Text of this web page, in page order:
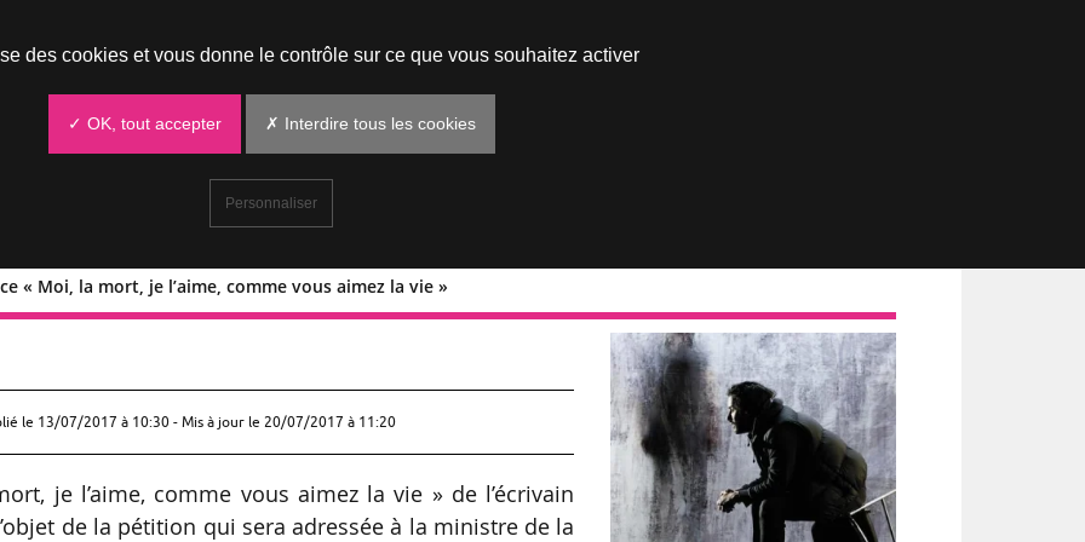
« Moi, la mort, je l’aime, comme vous aimez la vie »
pièce « Moi, la mort, je l’aime, comme
le 13/07/2017 à 10:30- Mis à jour le 20/07/2017 à 11:20
je l’aime, comme vous aimez la vie » de l’écrivain
de la pétition qui sera adressée à la ministre de la
des cookies et vous donne le contrôle sur ce que vous souhaitez activer
✓ OK, tout accepter ✗ Interdire tous les cookies
Personnaliser